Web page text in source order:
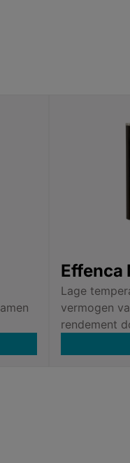
Effenca
Lage
vermogen
rendement